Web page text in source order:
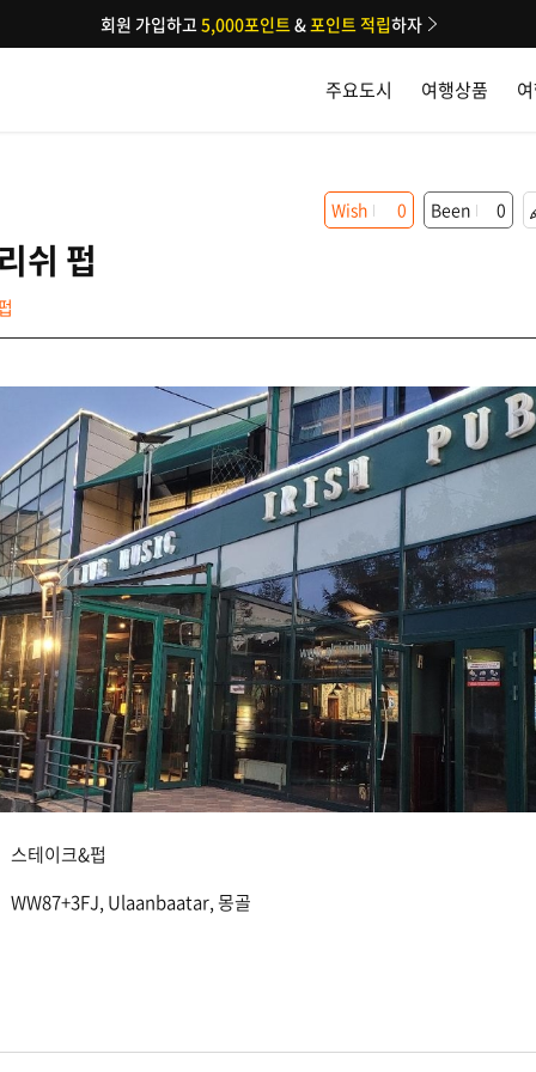
주요도시 여행상품
회원 가입하고5,000포인트&포인트 적립하자
쉬 펍
Wish 0 Been 0
스테이크&펍
WW87+3FJ, Ulaanbaatar, 몽골